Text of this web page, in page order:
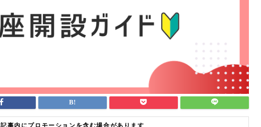
記事内にプロモーションを含む場合があります